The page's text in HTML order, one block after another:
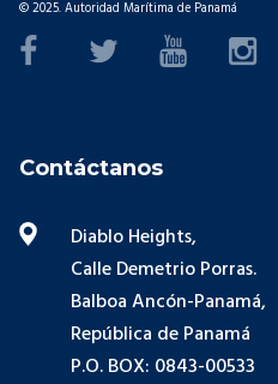
© 2025. Autoridad Marítima de Panamá
Contáctanos
Diablo Heights,
Calle Demetrio Porras.
Balboa Ancón-Panamá,
República de Panamá
P.O. BOX: 0843-00533